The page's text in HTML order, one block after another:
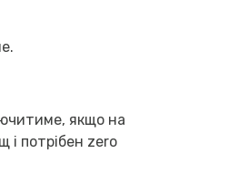
якщо на
і потрібен zero